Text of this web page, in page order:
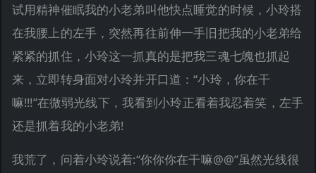
试用精神催眠我的小老弟叫他快点睡觉的时候，小玲搭
在我腰上的左手，突然再往前伸一手旧把我的小老弟给
紧紧的抓住，小玲这一抓真的是把我三魂七魄也抓起
来，立即转身面对小玲并开口道：“小玲，你在干
嘛!!!”在微弱光线下，我看到小玲正看着我忍着笑，左手
还是抓着我的小老弟!
我荒了，问着小玲说着:“你你你在干嘛@@”虽然光线很